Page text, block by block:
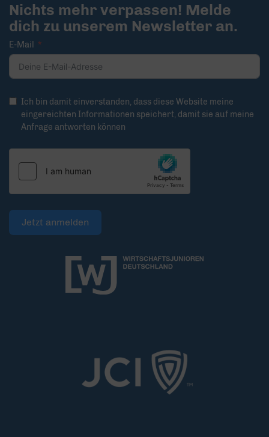
Nichts mehr verpassen! Melde
dich zu unserem Newsletter an.
E-Mail
Ich bin damit einverstanden, dass diese Website meine
eingereichten Informationen speichert, damit sie auf meine
Anfrage antworten können
Jetzt anmelden